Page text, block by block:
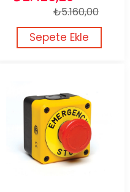
₺5.160,00
Sepete Ekle